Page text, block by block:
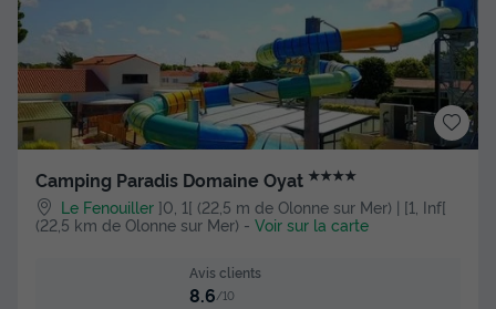
Camping Paradis Domaine Oyat ★★★★
Le Fenouiller ]0, 1[ (22,5 m de Olonne sur Mer) | [1, Inf[
(22,5 km de Olonne sur Mer) - Voir sur la carte
Avis clients
8.6/10